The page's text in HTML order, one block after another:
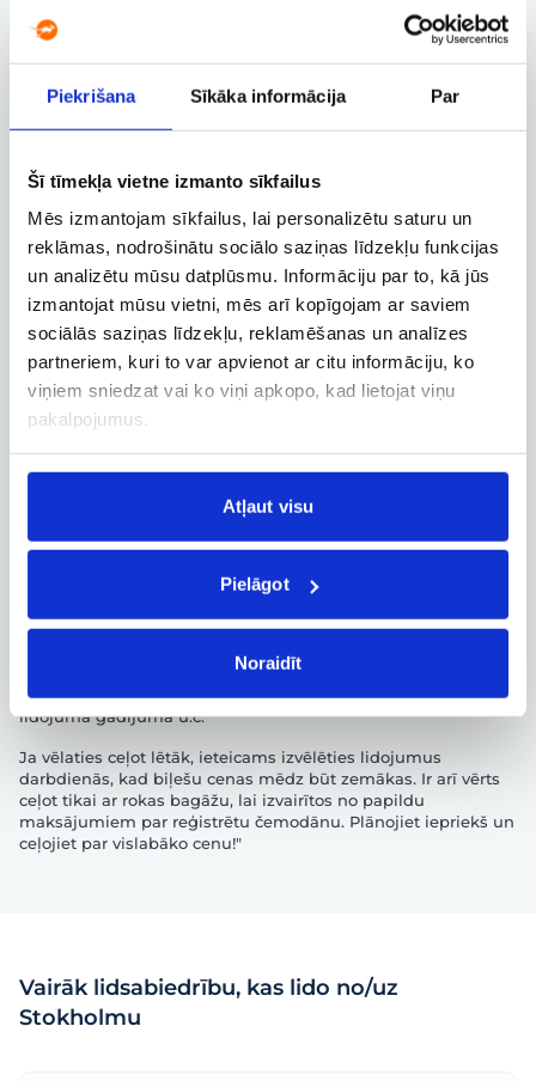
Piekrišana Sīkāka informācija Par
Šī tīmekļa vietne izmanto sīkfailus
Mēs izmantojam sīkfailus, lai personalizētu saturu un
reklāmas, nodrošinātu sociālo saziņas līdzekļu funkcijas
un analizētu mūsu datplūsmu. Informāciju par to, kā jūs
izmantojat mūsu vietni, mēs arī kopīgojam ar saviem
sociālās saziņas līdzekļu, reklamēšanas un analīzes
partneriem, kuri to var apvienot ar citu informāciju, ko
viņiem sniedzat vai ko viņi apkopo, kad lietojat viņu
pakalpojumus.
Atļaut visu
Pielāgot
Noraidīt
Tiešais
no 81 €
Ryanair
16.09, T.
Viļņa VNO – Stokholma STO
AirBaltic no82 €
“Tagoo Flights” bieži piedāvā akcijas, atlaides un dažādus
piedāvājumus, tāpēc ir vērts sekot cenu izmaiņām un
Paturiet prātā, ka varat abonēt “Tagoo Flights” jaunumus vai
kritērijiem no Viļņas (Lietuva) uz Stokholmu (Zviedrija). Ir
lietderīgi zināt, ka “Tagoo Flights” iespējams iegādāties ērtus
lidojuma papildu pakalpojumus, piemēram, lidostas ātro
pārbaudi, ceļojuma apdrošināšanu, garantiju traucēta
lidojuma gadījumā u.c.
Ja vēlaties ceļot lētāk, ieteicams izvēlēties lidojumus
darbdienās, kad biļešu cenas mēdz būt zemākas. Ir arī vērts
ceļot tikai ar rokas bagāžu, lai izvairītos no papildu
maksājumiem par reģistrētu čemodānu. Plānojiet iepriekš un
ceļojiet par vislabāko cenu!"
Vairāk lidsabiedrību, kas lido no/uz
Stokholmu